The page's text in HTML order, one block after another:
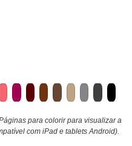
para colorir para visualizar a
com iPad e tablets Android).